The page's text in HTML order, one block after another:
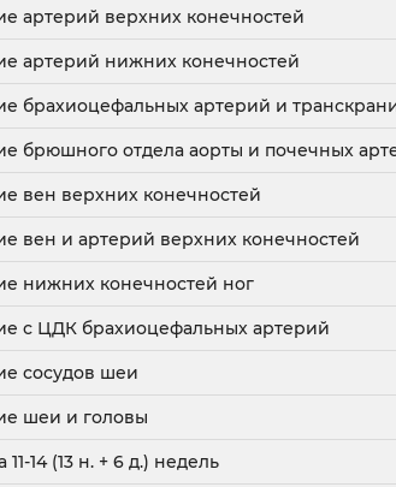
артерий верхних конечностей
артерий нижних конечностей
брахиоцефальных артерий и
брюшного отдела аорты и почечных
вен верхних конечностей
вен и артерий верхних конечностей
нижних конечностей ног
с ЦДК брахиоцефальных артерий
сосудов шеи
шеи и головы
14 (13 н. + 6 д.) недель